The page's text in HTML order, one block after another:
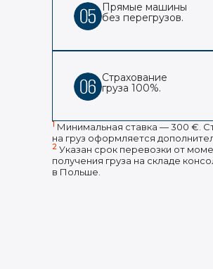
Прямые машины
без перегрузов.
Страхование
груза 100%.
1 Минимальная ставка — 300 €.
на груз оформляется
2 Указан срок перевозки от
получения груза на складе
в Польше.